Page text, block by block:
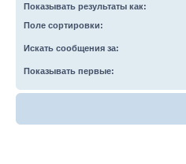
Показывать результаты как:
Поле сортировки:
Искать сообщения за:
Показывать первые: